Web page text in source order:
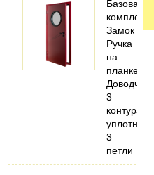
Базовая
Замок
Ручка
на
планке
Доводчик
3
контура
уплотнения
3
петли